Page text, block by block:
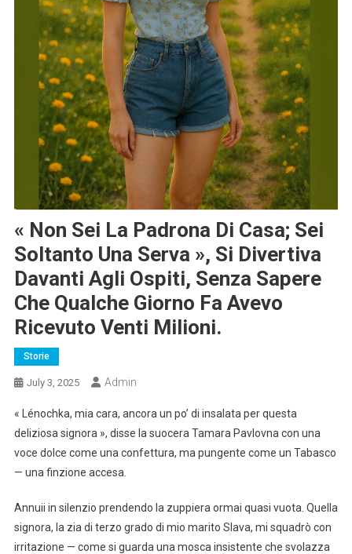
« Non Sei La Padrona Di Casa; Sei
Soltanto Una Serva », Si Divertiva
Davanti Agli Ospiti, Senza Sapere
Che Qualche Giorno Fa Avevo
Ricevuto Venti Milioni.
Storie
July 3, 2025 Admin
« Lénochka, mia cara, ancora un po’ di insalata per questa
deliziosa signora », disse la suocera Tamara Pavlovna con una
voce dolce come una confettura, ma pungente come un Tabasco
— una finzione accesa.
Annuii in silenzio prendendo la zuppiera ormai quasi vuota. Quella
signora, la zia di terzo grado di mio marito Slava, mi squadrò con
irritazione — come si guarda una mosca insistente che svolazza